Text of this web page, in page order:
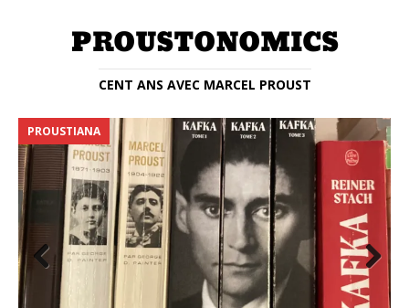
CENT ANS AVEC MARCEL PROUST
PROUSTIANA
Nex